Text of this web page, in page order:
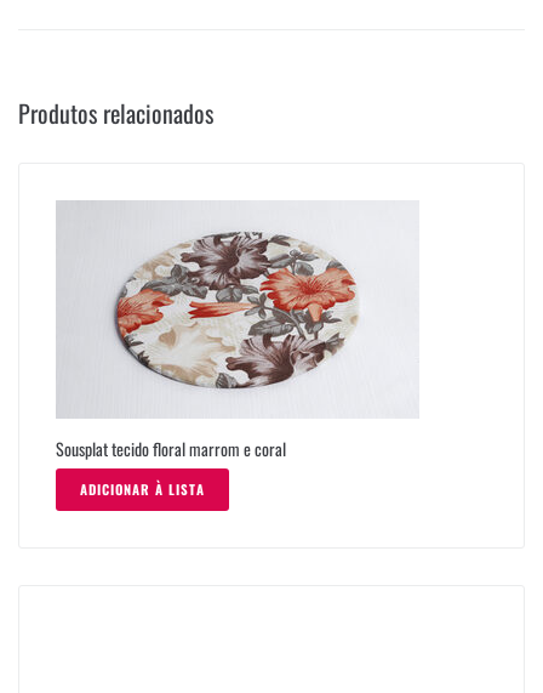
Produtos relacionados
Sousplat tecido floral marrom e coral
ADICIONAR À LISTA